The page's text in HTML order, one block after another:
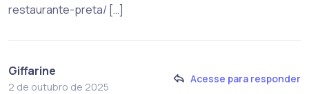
restaurante-preta/ […]
Giffarine
2 de outubro de 2025
Acesse para responder